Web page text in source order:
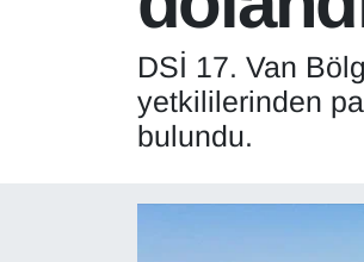
DSİ 17. Van
yetkililerinden
bulundu.
Deprem
Dernekler, Odalar
Son Dakika Haberleri
Haber Arşivi